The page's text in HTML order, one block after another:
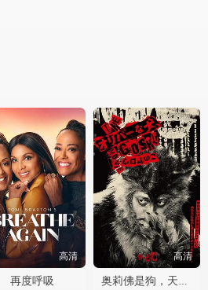
高清
再度呼吸
高清
奥莉佛是狗，天哪！！这家伙电影版